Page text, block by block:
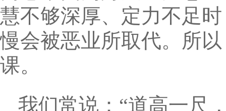
慧不够深厚、定力不足
慢会被恶业所取代。所
课。
我们常说：“道高一尺